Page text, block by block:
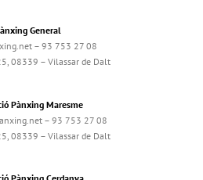
General
– 93 753 27 08
08339 – Vilassar de Dalt
Pànxing Maresme
– 93 753 27 08
08339 – Vilassar de Dalt